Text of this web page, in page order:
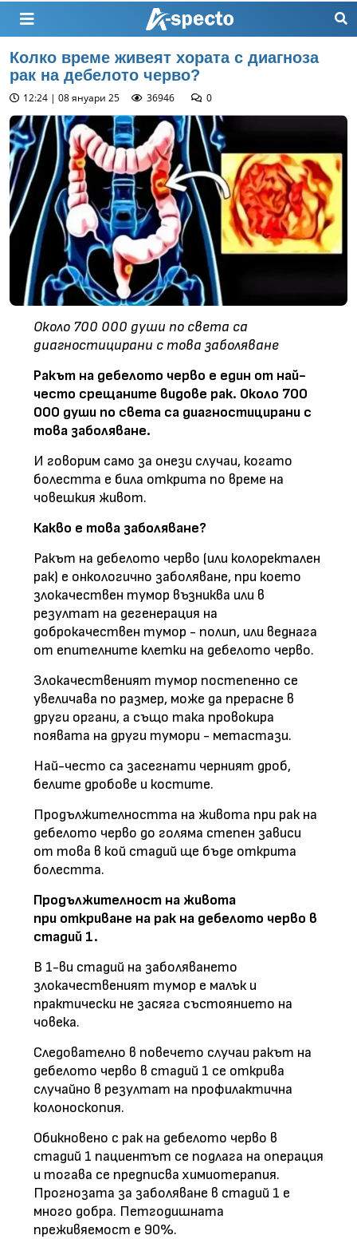
Колко време живеят хората с диагноза
рак на дебелото черво?
12:24 | 08 януари 25 36946 0
Около 700 000 души по света са
диагностицирани с това заболяване
Ракът на дебелото черво е един от най-
често срещаните видове рак. Около 700
000 души по света са диагностицирани с
това заболяване.
И говорим само за онези случаи, когато
болестта е била открита по време на
човешкия живот.
Какво е това заболяване?
Ракът на дебелото черво (или колоректален
рак) е онкологично заболяване, при което
злокачествен тумор възниква или в
резултат на дегенерация на
доброкачествен тумор - полип, или веднага
от епителните клетки на дебелото черво.
Злокачественият тумор постепенно се
увеличава по размер, може да прерасне в
други органи, а също така провокира
появата на други тумори - метастази.
Най-често са засегнати черният дроб,
белите дробове и костите.
Продължителността на живота при рак на
дебелото черво до голяма степен зависи
от това в кой стадий ще бъде открита
болестта.
Продължителност на живота
при откриване на рак на дебелото черво в
стадий 1.
В 1-ви стадий на заболяването
злокачественият тумор е малък и
практически не засяга състоянието на
човека.
Следователно в повечето случаи ракът на
дебелото черво в стадий 1 се открива
случайно в резултат на профилактична
колоноскопия.
Обикновено с рак на дебелото черво в
стадий 1 пациентът се подлага на операция
и тогава се предписва химиотерапия.
Прогнозата за заболяване в стадий 1 е
много добра. Петгодишната
преживяемост е 90%.